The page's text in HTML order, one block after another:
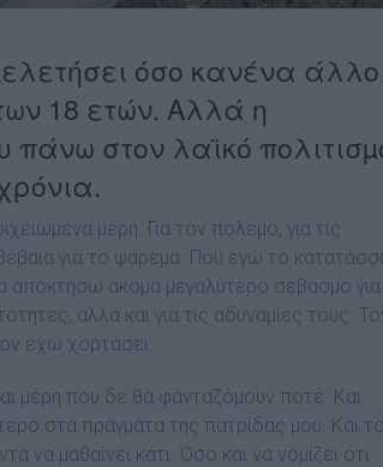
όσο κανένα άλλο
18 ετών. Αλλά η
στον λαϊκό
µέρη. Για τον πόλεµο, για τις
για το ψάρεµα. Που εγώ το
αποκτήσω ακόµα µεγαλύτερο σεβασµό για
αλλά και για τις αδυναµίες τους.
έχω χορτάσει.
µέρη που δε θα φανταζόµουν ποτέ. Και
στα πράγµατα της πατρίδας µου. Και
να µαθαίνει κάτι. Όσο και να νοµίζει ότι